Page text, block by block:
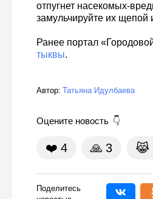
отпугнет насекомых-
замульчируйте их щепой
Ранее портал
тыквы.
Автор: Татьяна Идулбаева
Оцените новость
❤️ 4 🙏 3 😹
Поделитесь